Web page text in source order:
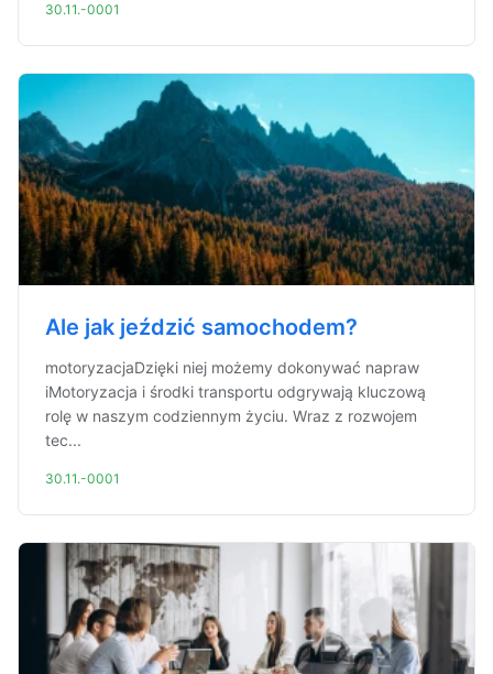
30.11.-0001
Ale jak jeździć samochodem?
motoryzacjaDzięki niej możemy dokonywać napraw
iMotoryzacja i środki transportu odgrywają kluczową
rolę w naszym codziennym życiu. Wraz z rozwojem
tec...
30.11.-0001